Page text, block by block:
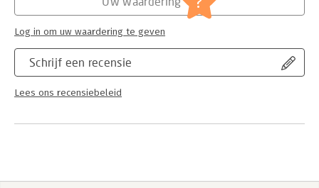
Schrijf een recensie
Lees ons recensiebeleid
Log in om uw waardering te geven